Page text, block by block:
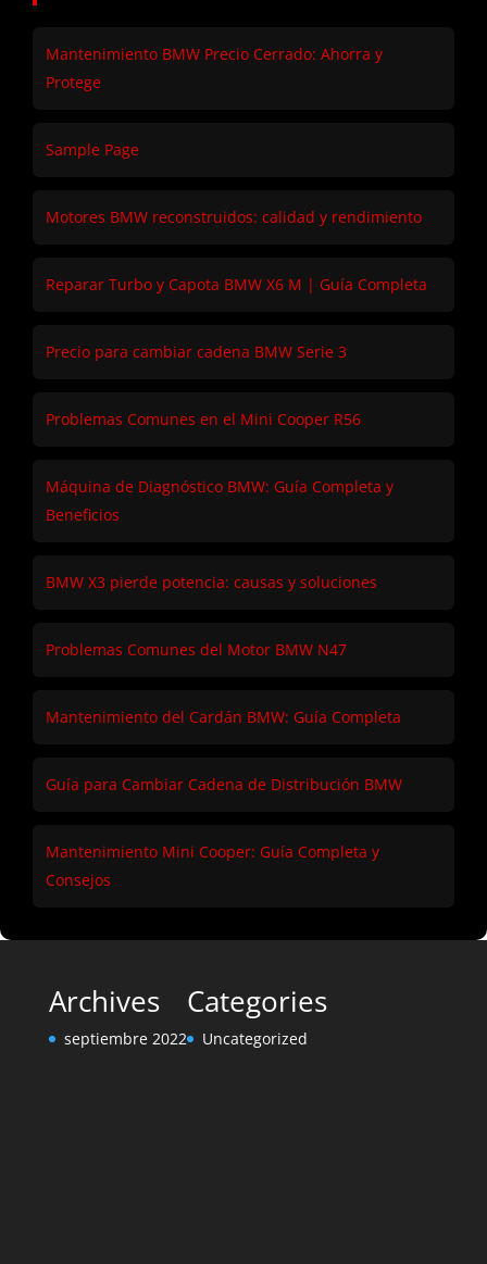
Mantenimiento BMW Precio Cerrado: Ahorra y
Protege
Sample Page
Motores BMW reconstruidos: calidad y rendimiento
Reparar Turbo y Capota BMW X6 M | Guía Completa
Precio para cambiar cadena BMW Serie 3
Problemas Comunes en el Mini Cooper R56
Máquina de Diagnóstico BMW: Guía Completa y
Beneficios
BMW X3 pierde potencia: causas y soluciones
Problemas Comunes del Motor BMW N47
Mantenimiento del Cardán BMW: Guía Completa
Guía para Cambiar Cadena de Distribución BMW
Mantenimiento Mini Cooper: Guía Completa y
Consejos
Archives
septiembre 2022
Categories
Uncategorized